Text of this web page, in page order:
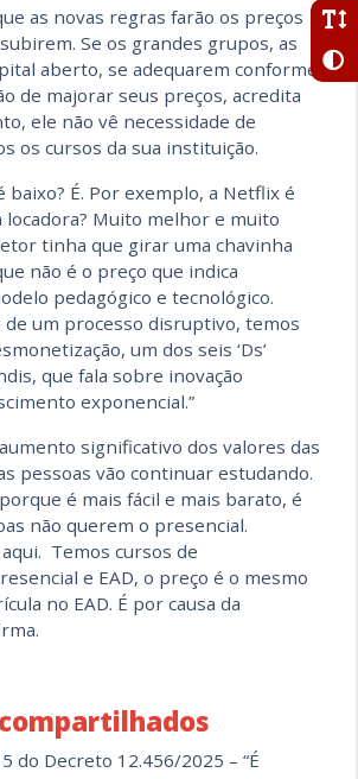
as novas regras farão os preços
Se os grandes grupos, as
aberto, se adequarem conforme
de majorar seus preços, acredita
ele não vê necessidade de
os cursos da sua instituição.
baixo? É. Por exemplo, a Netflix é
locadora? Muito melhor e muito
tinha que girar uma chavinha
não é o preço que indica
pedagógico e tecnológico.
de um processo disruptivo, temos
um dos seis ‘Ds’
que fala sobre inovação
exponencial.”
significativo dos valores das
pessoas vão continuar estudando.
é mais fácil e mais barato, é
não querem o presencial.
Temos cursos de
e EAD, o preço é o mesmo
no EAD. É por causa da
do Decreto 12.456/2025 – “É